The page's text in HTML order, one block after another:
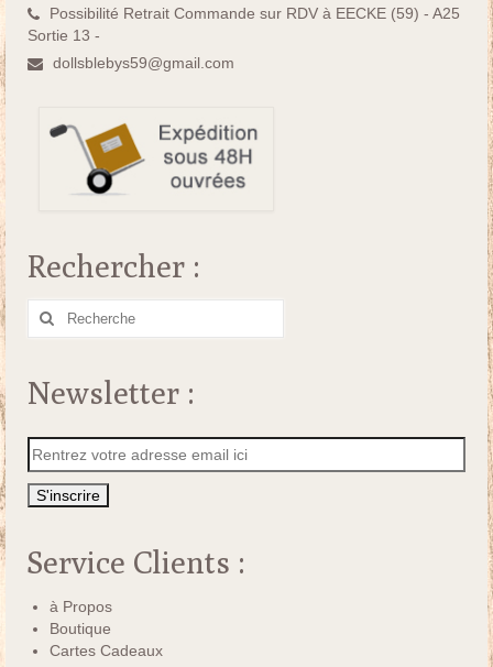
Possibilité Retrait Commande sur RDV à EECKE (59) - A25
Sortie 13 -
dollsblebys59@gmail.com
Rechercher :
Rechercher
Newsletter :
Service Clients :
à Propos
Boutique
Cartes Cadeaux